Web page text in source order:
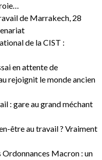
de Marrakech, 28
de la CIST :
en attente de
rejoignit le monde ancien
: gare au grand méchant
être au travail ? Vraiment
Ordonnances Macron : un